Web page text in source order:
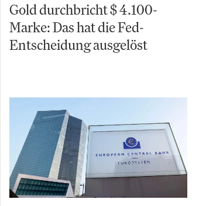
Gold durchbricht $ 4.100-
Marke: Das hat die Fed-
Entscheidung ausgelöst